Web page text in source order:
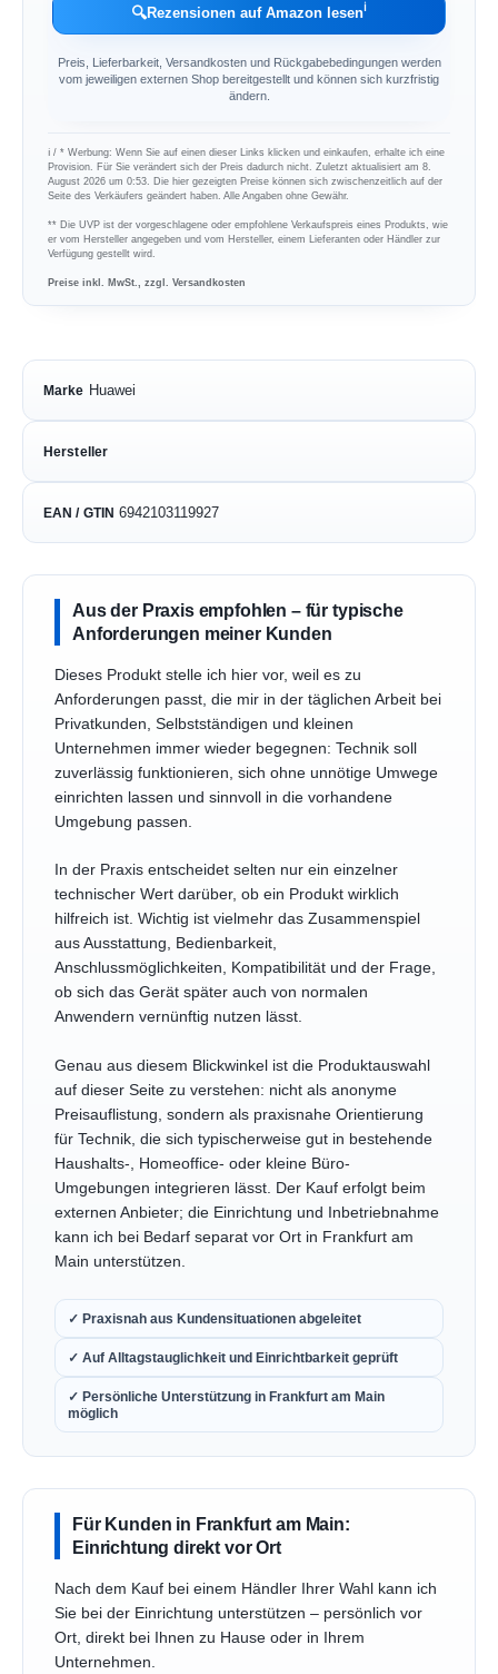
🔍Rezensionen auf Amazon lesenℹ︎
Preis, Lieferbarkeit, Versandkosten und Rückgabebedingungen werden
vom jeweiligen externen Shop bereitgestellt und können sich kurzfristig
ändern.
ℹ︎ / * Werbung: Wenn Sie auf einen dieser Links klicken und einkaufen, erhalte ich eine
Provision. Für Sie verändert sich der Preis dadurch nicht. Zuletzt aktualisiert am 8.
August 2026 um 0:53. Die hier gezeigten Preise können sich zwischenzeitlich auf der
Seite des Verkäufers geändert haben. Alle Angaben ohne Gewähr.
** Die UVP ist der vorgeschlagene oder empfohlene Verkaufspreis eines Produkts, wie
er vom Hersteller angegeben und vom Hersteller, einem Lieferanten oder Händler zur
Verfügung gestellt wird.
Preise inkl. MwSt., zzgl. Versandkosten
Marke Huawei
Hersteller
EAN / GTIN 6942103119927
Aus der Praxis empfohlen – für typische
Anforderungen meiner Kunden
Dieses Produkt stelle ich hier vor, weil es zu
Anforderungen passt, die mir in der täglichen Arbeit bei
Privatkunden, Selbstständigen und kleinen
Unternehmen immer wieder begegnen: Technik soll
zuverlässig funktionieren, sich ohne unnötige Umwege
einrichten lassen und sinnvoll in die vorhandene
Umgebung passen.
In der Praxis entscheidet selten nur ein einzelner
technischer Wert darüber, ob ein Produkt wirklich
hilfreich ist. Wichtig ist vielmehr das Zusammenspiel
aus Ausstattung, Bedienbarkeit,
Anschlussmöglichkeiten, Kompatibilität und der Frage,
ob sich das Gerät später auch von normalen
Anwendern vernünftig nutzen lässt.
Genau aus diesem Blickwinkel ist die Produktauswahl
auf dieser Seite zu verstehen: nicht als anonyme
Preisauflistung, sondern als praxisnahe Orientierung
für Technik, die sich typischerweise gut in bestehende
Haushalts-, Homeoffice- oder kleine Büro-
Umgebungen integrieren lässt. Der Kauf erfolgt beim
externen Anbieter; die Einrichtung und Inbetriebnahme
kann ich bei Bedarf separat vor Ort in Frankfurt am
Main unterstützen.
✓ Praxisnah aus Kundensituationen abgeleitet
✓ Auf Alltagstauglichkeit und Einrichtbarkeit geprüft
✓ Persönliche Unterstützung in Frankfurt am Main
möglich
Für Kunden in Frankfurt am Main:
Einrichtung direkt vor Ort
Nach dem Kauf bei einem Händler Ihrer Wahl kann ich
Sie bei der Einrichtung unterstützen – persönlich vor
Ort, direkt bei Ihnen zu Hause oder in Ihrem
Unternehmen.